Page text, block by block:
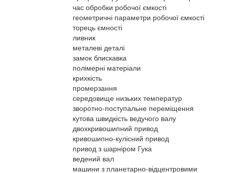
час обробки робочої ємкості
геометричні параметри робочої ємкості
торець ємності
ливник
металеві деталі
замок блискавка
полімерні матеріали
крихкість
промерзання
середовище низьких температур
зворотно-поступальне переміщення
кутова швидкість ведучого валу
двохкривошипний привод
кривошипно-кулісний привод
привод з шарніром Гука
ведений вал
машини з планетарно-відцентровими